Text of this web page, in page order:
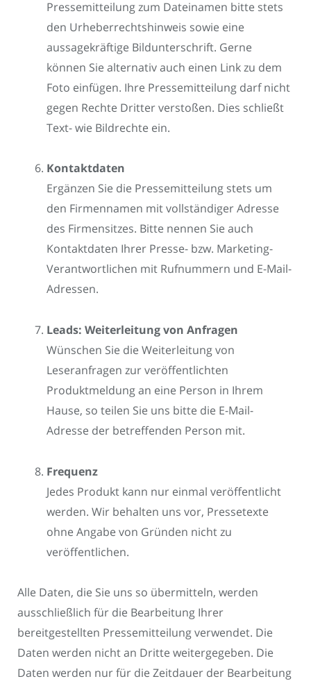
Pressemitteilung zum Dateinamen bitte stets
den Urheberrechtshinweis sowie eine
aussagekräftige Bildunterschrift. Gerne
können Sie alternativ auch einen Link zu dem
Foto einfügen. Ihre Pressemitteilung darf nicht
gegen Rechte Dritter verstoßen. Dies schließt
Text- wie Bildrechte ein.
Kontaktdaten
Ergänzen Sie die Pressemitteilung stets um
den Firmennamen mit vollständiger Adresse
des Firmensitzes. Bitte nennen Sie auch
Kontaktdaten Ihrer Presse- bzw. Marketing-
Verantwortlichen mit Rufnummern und E-Mail-
Adressen.
Leads: Weiterleitung von Anfragen
Wünschen Sie die Weiterleitung von
Leseranfragen zur veröffentlichten
Produktmeldung an eine Person in Ihrem
Hause, so teilen Sie uns bitte die E-Mail-
Adresse der betreffenden Person mit.
Frequenz
Jedes Produkt kann nur einmal veröffentlicht
werden. Wir behalten uns vor, Pressetexte
ohne Angabe von Gründen nicht zu
veröffentlichen.
Alle Daten, die Sie uns so übermitteln, werden
ausschließlich für die Bearbeitung Ihrer
bereitgestellten Pressemitteilung verwendet. Die
Daten werden nicht an Dritte weitergegeben. Die
Daten werden nur für die Zeitdauer der Bearbeitung